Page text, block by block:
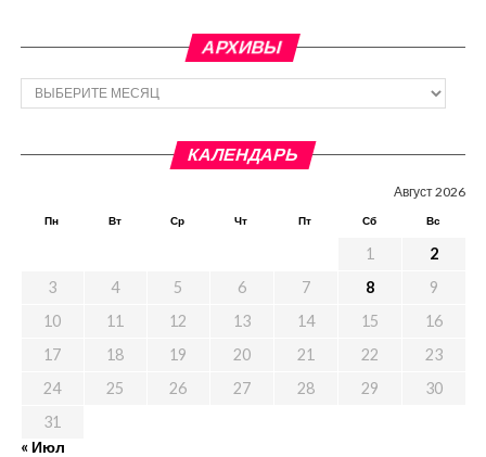
АРХИВЫ
Архивы
КАЛЕНДАРЬ
Август 2026
Пн Вт Ср Чт Пт Сб Вс
1
2
3
4 5 6 7 8
9
10
11 12 13 14 15
16
17
18 19 20 21 22
23
24
25 26 27 28 29
30
31
« Июл